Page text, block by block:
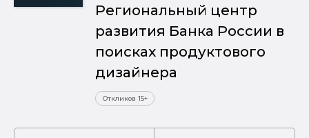
Региональный центр
развития Банка России в
поисках продуктового
дизайнера
Откликов 15+